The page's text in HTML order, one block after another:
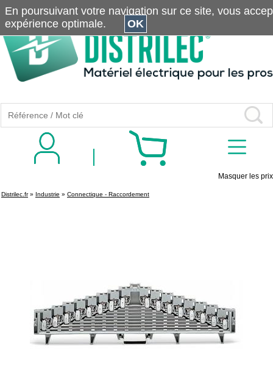
Masquer les prix
Distrilec.fr» Industrie » Connectique - Raccordement
En poursuivant votre navigation sur ce site, vous
expérience optimale.
OK